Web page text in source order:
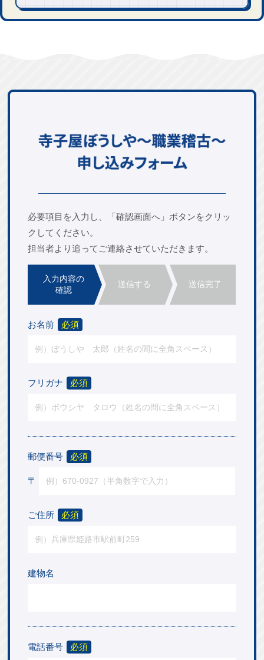
必要項目を入力し、「確認画面へ」ボタンをクリッ
ク してください。
担当者より追ってご連絡させていただきます。
入力内容の
確認
送信する 送信完了
お名前 必須
フリガナ 必須
郵便番号 必須
〒
ご住所 必須
建物名
電話番号 必須